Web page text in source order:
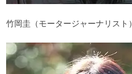
竹岡圭（モータージャーナリスト）